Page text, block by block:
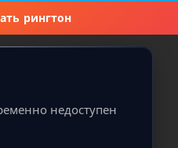
рингтон
недоступен